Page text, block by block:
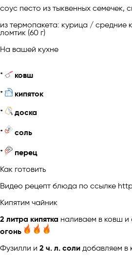
соус песто из тыквенных семечек,
из термопакета: курица / средние
ломтик (60 г)
На вашей кухне
* ковш
*
кипяток
*
доска
* соль
*
перец
Как готовить
Видео рецепт блюда по ссылке
Кипятим чайник
2 литра кипятка наливаем в ковш и
огонь
Фузилли и 2 ч. л. соли добавляем